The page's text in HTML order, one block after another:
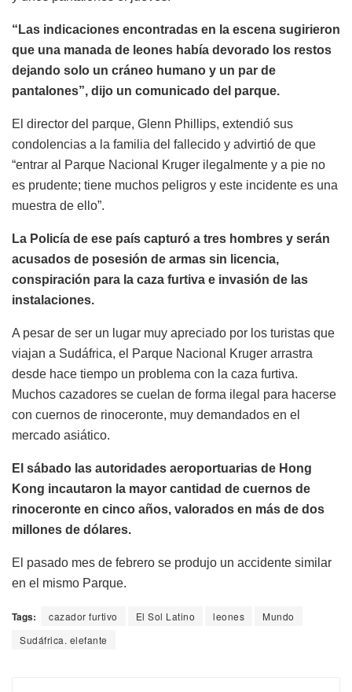
“Las indicaciones encontradas en la escena sugirieron
que una manada de leones había devorado los restos
dejando solo un cráneo humano y un par de
pantalones”, dijo un comunicado del parque.
El director del parque, Glenn Phillips, extendió sus
condolencias a la familia del fallecido y advirtió de que
“entrar al Parque Nacional Kruger ilegalmente y a pie no
es prudente; tiene muchos peligros y este incidente es una
muestra de ello”.
La Policía de ese país capturó a tres hombres y serán
acusados de posesión de armas sin licencia,
conspiración para la caza furtiva e invasión de las
instalaciones.
A pesar de ser un lugar muy apreciado por los turistas que
viajan a Sudáfrica, el Parque Nacional Kruger arrastra
desde hace tiempo un problema con la caza furtiva.
Muchos cazadores se cuelan de forma ilegal para hacerse
con cuernos de rinoceronte, muy demandados en el
mercado asiático.
El sábado las autoridades aeroportuarias de Hong
Kong incautaron la mayor cantidad de cuernos de
rinoceronte en cinco años, valorados en más de dos
millones de dólares.
El pasado mes de febrero se produjo un accidente similar
en el mismo Parque.
Tags: cazador furtivo El Sol Latino leones
Mundo
Sudáfrica. elefante